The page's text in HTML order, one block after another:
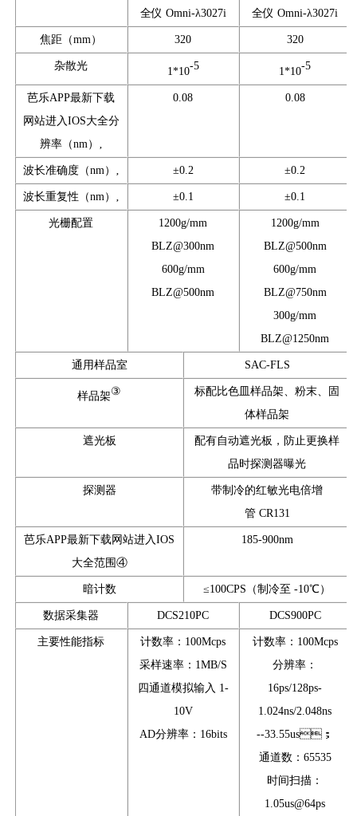
全仪 Omni-λ3027i 全仪 Omni-λ3027i
焦距（mm） 320 320
杂散光 1*10-5 1*10-5
芭乐APP最新下载
网站进入IOS大全分
辨率（nm）‚
0.08 0.08
波长准确度（nm）‚ ±0.2 ±0.2
波长重复性（nm）‚ ±0.1 ±0.1
光栅配置
1200g/mm
BLZ@300nm
600g/mm
BLZ@500nm
1200g/mm
BLZ@500nm
600g/mm
BLZ@750nm
300g/mm
BLZ@1250nm
通用样品室 SAC-FLS
样品架③
标配比色皿样品架、粉末、固
体样品架
遮光板
配有自动遮光板，防止更换样
品时探测器曝光
探测器
带制冷的红敏光电倍增
管 CR131
芭乐APP最新下载网站进入IOS
大全范围④
185-900nm
暗计数 ≤100CPS（制冷至 -10℃）
数据采集器 DCS210PC DCS900PC
主要性能指标
计数率：100Mcps
采样速率：1MB/S
四通道模拟输入 1-
10V
AD分辨率：16bits
计数率：100Mcps
分辨率：
16ps/128ps-
1.024ns/2.048ns
--33.55us；
通道数：65535
时间扫描：
1.05us@64ps